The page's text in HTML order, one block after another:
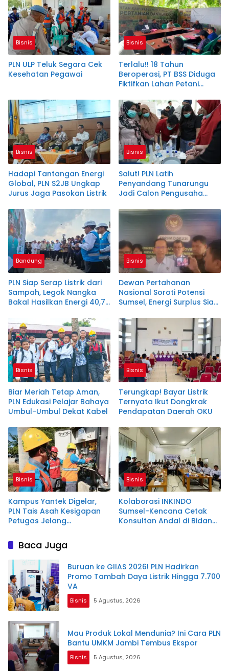
Bisnis
PLN ULP Teluk Segara Cek
Kesehatan Pegawai
Bisnis
Terlalu!! 18 Tahun
Beroperasi, PT BSS Diduga
Fiktifkan Lahan Petani
Bisnis
Hadapi Tantangan Energi
Global, PLN S2JB Ungkap
Jurus Jaga Pasokan Listrik
Bisnis
Salut! PLN Latih
Penyandang Tunarungu
Jadi Calon Pengusaha
Bandung
PLN Siap Serap Listrik dari
Sampah, Legok Nangka
Bakal Hasilkan Energi 40,79
Bisnis
Dewan Pertahanan
Nasional Soroti Potensi
Sumsel, Energi Surplus Siap
Bisnis
Biar Meriah Tetap Aman,
PLN Edukasi Pelajar Bahaya
Umbul-Umbul Dekat Kabel
Bisnis
Terungkap! Bayar Listrik
Ternyata Ikut Dongkrak
Pendapatan Daerah OKU
Bisnis
Kampus Yantek Digelar,
PLN Tais Asah Kesigapan
Petugas Jelang
Bisnis
Kolaborasi INKINDO
Sumsel-Kencana Cetak
Konsultan Andal di Bidang
Baca Juga
Buruan ke GIIAS 2026! PLN Hadirkan
Promo Tambah Daya Listrik Hingga 7.700
VA
Bisnis 5 Agustus, 2026
Mau Produk Lokal Mendunia? Ini Cara PLN
Bantu UMKM Jambi Tembus Ekspor
Bisnis 5 Agustus, 2026